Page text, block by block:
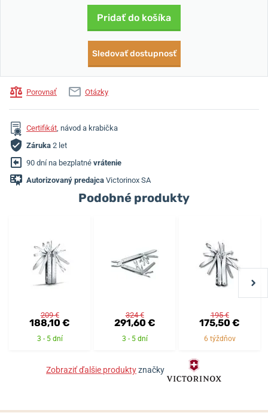
Pridať do košíka
Sledovať dostupnosť
Porovnať Otázky
Certifikát, návod a krabička
Záruka 2 let
90 dní na bezplatné vrátenie
Autorizovaný predajca Victorinox SA
Podobné produkty
209 €
188,10 €
3 - 5 dní
324 €
291,60 €
3 - 5 dní
195 €
175,50 €
6 týždňov
Zobraziť ďalšie produktyznačky